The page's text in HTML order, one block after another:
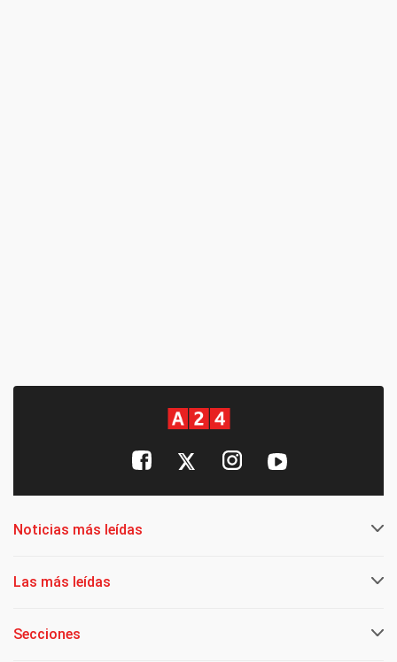
Noticias más leídas
Las más leídas
Secciones